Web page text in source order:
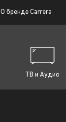
О бренде Carrera
ТВ и Аудио